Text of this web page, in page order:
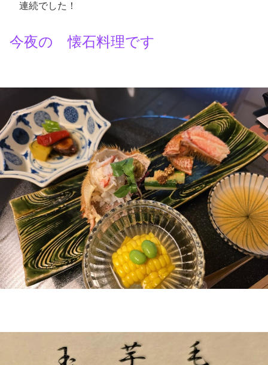
連続でした！
今夜の 懐石料理です